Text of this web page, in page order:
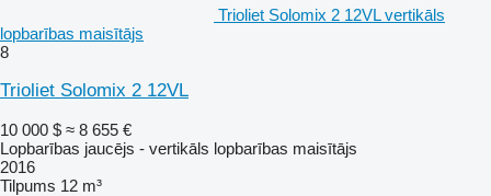
Trioliet Solomix 2 12VL vertikāls
lopbarības maisītājs
8
Trioliet Solomix 2 12VL
10 000 $ ≈ 8 655 €
Lopbarības jaucējs - vertikāls lopbarības maisītājs
2016
Tilpums 12 m³